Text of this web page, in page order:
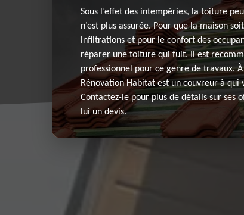
Sous l’effet des intempéries, la toiture
n’est plus assurée. Pour que la maison
infiltrations et pour le confort des
réparer une toiture qui fuit. Il est
professionnel pour ce genre de travaux. À
Rénovation Habitat est un couvreur à qui
Contactez-le pour plus de détails sur ses
lui un devis.